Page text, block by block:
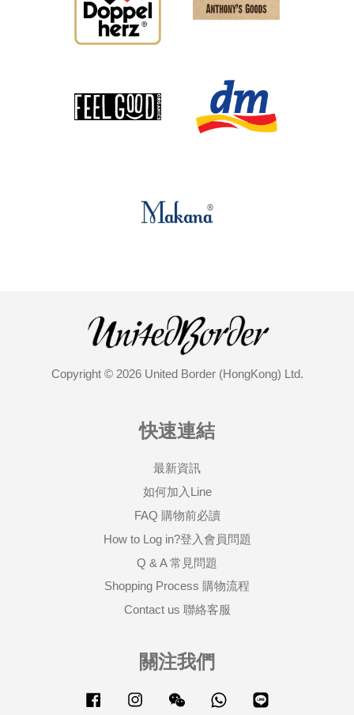
Copyright © 2026 United Border (HongKong) Ltd.
快速連結
最新資訊
如何加入Line
FAQ 購物前必讀
How to Log in?登入會員問題
Q & A 常見問題
Shopping Process 購物流程
Contact us 聯絡客服
關注我們
Facebook Instagram Wechat Whatsapp